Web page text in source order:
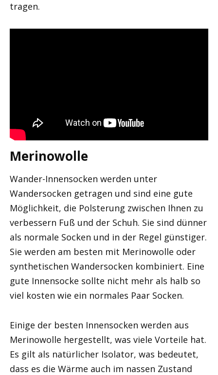
tragen.
Merinowolle
Wander-Innensocken werden unter
Wandersocken getragen und sind eine gute
Möglichkeit, die Polsterung zwischen Ihnen zu
verbessern Fuß und der Schuh. Sie sind dünner
als normale Socken und in der Regel günstiger.
Sie werden am besten mit Merinowolle oder
synthetischen Wandersocken kombiniert. Eine
gute Innensocke sollte nicht mehr als halb so
viel kosten wie ein normales Paar Socken.
Einige der besten Innensocken werden aus
Merinowolle hergestellt, was viele Vorteile hat.
Es gilt als natürlicher Isolator, was bedeutet,
dass es die Wärme auch im nassen Zustand